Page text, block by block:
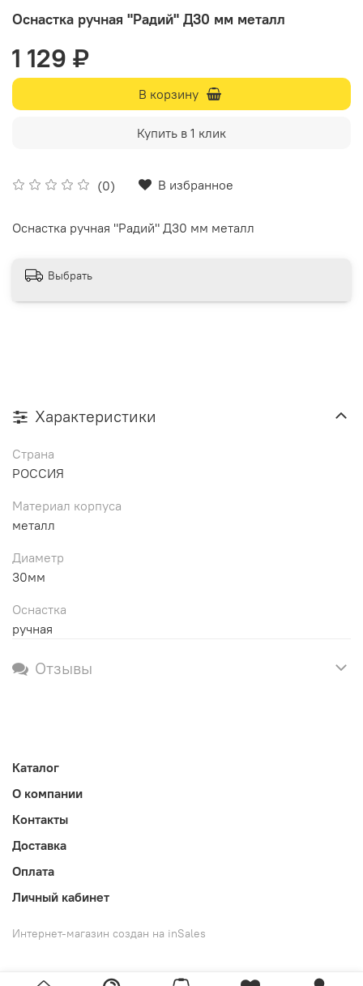
Оснастка ручная "Радий" Д30 мм металл
(0) В избранное
1 129 ₽
В корзину
Купить в 1 клик
Оснастка ручная "Радий" Д30 мм металл
Выбрать
Характеристики
Страна
РОССИЯ
Материал корпуса
металл
Диаметр
30мм
Оснастка
ручная
Отзывы
Каталог
О компании
Контакты
Доставка
Оплата
Личный кабинет
Интернет-магазин создан на inSales